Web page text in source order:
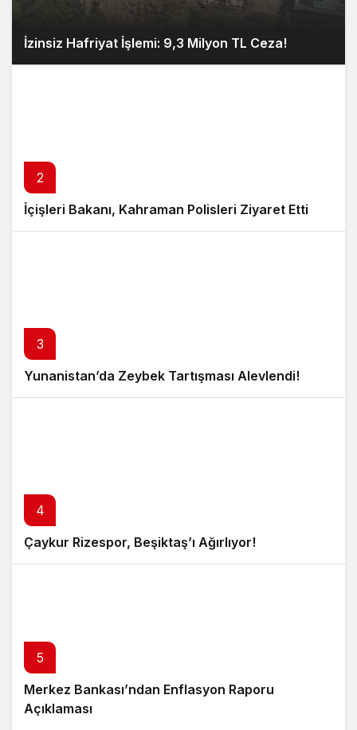
İzinsiz Hafriyat İşlemi: 9,3 Milyon TL Ceza!
2
İçişleri Bakanı, Kahraman Polisleri Ziyaret Etti
3
Yunanistan’da Zeybek Tartışması Alevlendi!
4
Çaykur Rizespor, Beşiktaş’ı Ağırlıyor!
5
Merkez Bankası’ndan Enflasyon Raporu
Açıklaması